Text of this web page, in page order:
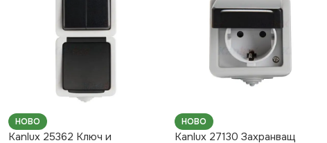
НОВО
Kanlux 25362 Ключ и
НОВО
Kanlux 27130 Захранващ